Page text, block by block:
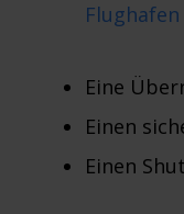
Eine
Einen
Einen